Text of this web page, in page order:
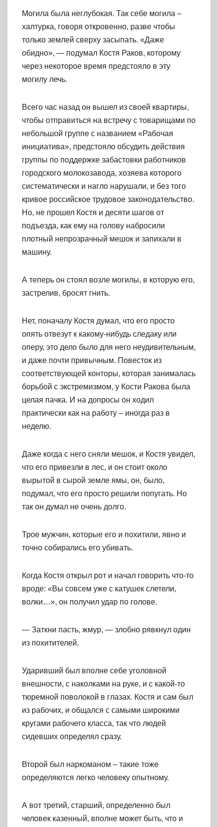
Могила была неглубокая. Так себе могила –
халтурка, говоря откровенно, разве чтобы
только землей сверху засыпать. «Даже
обидно», — подумал Костя Раков, которому
через некоторое время предстояло в эту
могилу лечь.
Всего час назад он вышел из своей квартиры,
чтобы отправиться на встречу с товарищами по
небольшой группе с названием «Рабочая
инициатива», предстояло обсудить действия
группы по поддержке забастовки работников
городского молокозавода, хозяева которого
систематически и нагло нарушали, и без того
кривое российское трудовое законодательство.
Но, не прошел Костя и десяти шагов от
подъезда, как ему на голову набросили
плотный непрозрачный мешок и запихали в
машину.
А теперь он стоял возле могилы, в которую его,
застрелив, бросят гнить.
Нет, поначалу Костя думал, что его просто
опять отвезут к какому-нибудь следаку или
оперу, это дело было для него неудивительным,
и даже почти привычным. Повесток из
соответствующей конторы, которая занималась
борьбой с экстремизмом, у Кости Ракова была
целая пачка. И на допросы он ходил
практически как на работу – иногда раз в
неделю.
Даже когда с него сняли мешок, и Костя увидел,
что его привезли в лес, и он стоит около
вырытой в сырой земле ямы, он, было,
подумал, что его просто решили попугать. Но
так он думал не очень долго.
Трое мужчин, которые его и похитили, явно и
точно собирались его убивать.
Когда Костя открыл рот и начал говорить что-то
вроде: «Вы совсем уже с катушек слетели,
волки…», он получил удар по голове.
— Заткни пасть, жмур, — злобно рявкнул один
из похитителей.
Ударивший был вполне себе уголовной
внешности, с наколками на руке, и с какой-то
тюремной поволокой в глазах. Костя и сам был
из рабочих, и общался с самыми широкими
кругами рабочего класса, так что людей
сидевших определял сразу.
Второй был наркоманом – такие тоже
определяются легко человеку опытному.
А вот третий, старший, определенно был
человек казенный, вполне может быть, что и